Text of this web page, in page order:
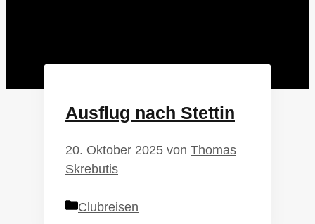
Ausflug nach Stettin
20. Oktober 2025 von Thomas
Skrebutis
Kategorien
Clubreisen